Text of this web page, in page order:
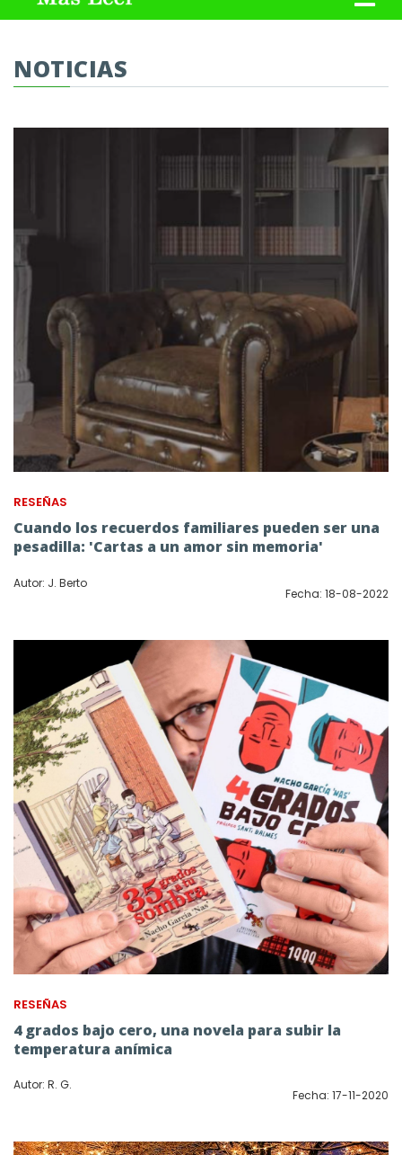
NOTICIAS
RESEÑAS
Cuando los recuerdos familiares pueden ser una
pesadilla: 'Cartas a un amor sin memoria'
Autor: J. Berto
Fecha: 18-08-2022
RESEÑAS
4 grados bajo cero, una novela para subir la
temperatura anímica
Autor: R. G.
Fecha: 17-11-2020